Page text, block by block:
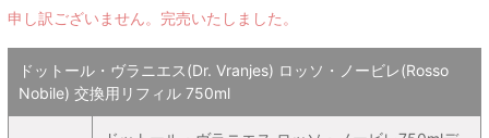
申し訳ございません。完売いたしました。
ドットール・ヴラニエス(Dr. Vranjes) ロッソ・ノービレ(Rosso
Nobile) 交換用リフィル 750ml